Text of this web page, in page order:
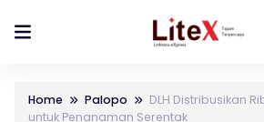
Home Palopo
DLH Distribusikan
untuk Penanaman Serentak